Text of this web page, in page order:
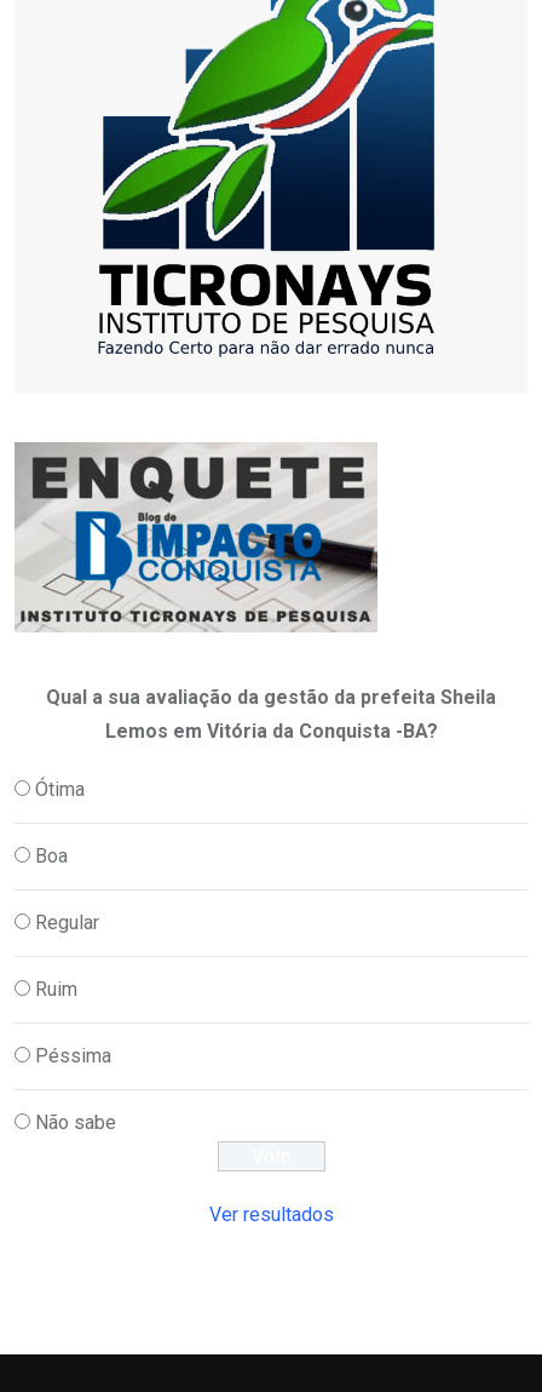
Qual a sua avaliação da gestão da prefeita Sheila
Lemos em Vitória da Conquista -BA?
Ótima
Boa
Regular
Ruim
Péssima
Não sabe
Ver resultados